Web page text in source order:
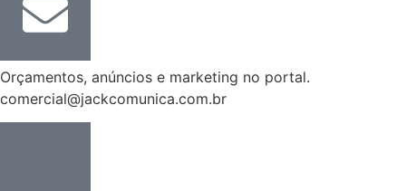
Orçamentos, anúncios e marketing no portal.
comercial@jackcomunica.com.br